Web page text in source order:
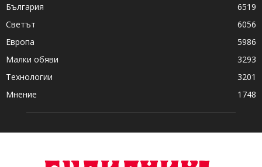
България
6519
Светът
6056
Европа
5986
Малки обяви
3293
Технологии
3201
Мнение
1748